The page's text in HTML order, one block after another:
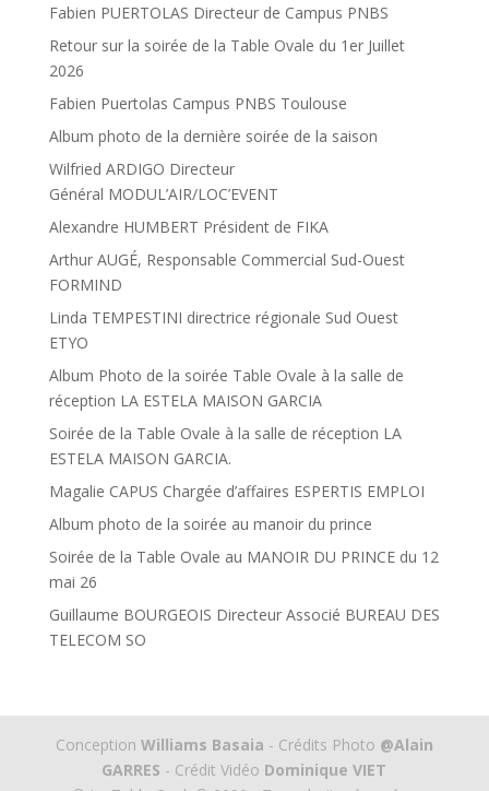
Fabien PUERTOLAS Directeur de Campus PNBS
Retour sur la soirée de la Table Ovale du 1er Juillet
2026
Fabien Puertolas Campus PNBS Toulouse
Album photo de la dernière soirée de la saison
Wilfried ARDIGO Directeur
Général MODUL’AIR/LOC’EVENT
Alexandre HUMBERT Président de FIKA
Arthur AUGÉ, Responsable Commercial Sud-Ouest
FORMIND
Linda TEMPESTINI directrice régionale Sud Ouest
ETYO
Album Photo de la soirée Table Ovale à la salle de
réception LA ESTELA MAISON GARCIA
Soirée de la Table Ovale à la salle de réception LA
ESTELA MAISON GARCIA.
Magalie CAPUS Chargée d’affaires ESPERTIS EMPLOI
Album photo de la soirée au manoir du prince
Soirée de la Table Ovale au MANOIR DU PRINCE du 12
mai 26
Guillaume BOURGEOIS Directeur Associé BUREAU DES
TELECOM SO
Conception Williams Basaia - Crédits Photo @Alain
GARRES - Crédit Vidéo Dominique VIET